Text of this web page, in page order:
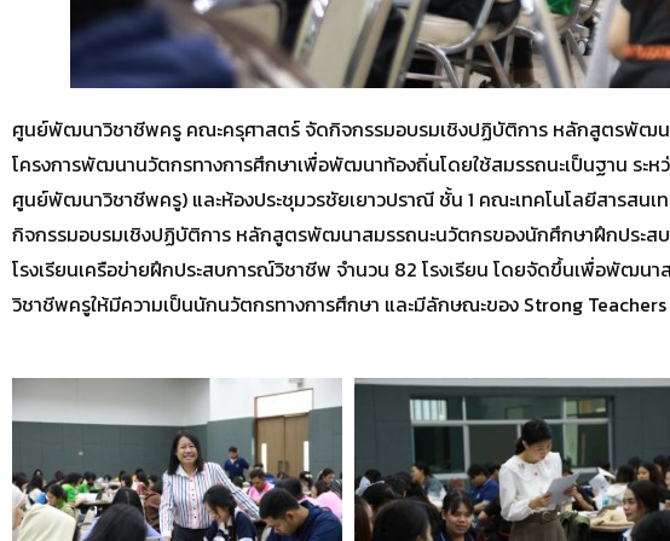
ศูนย์พัฒนาวิชาชีพครู คณะครุศาสตร์ จัดกิจกรรมอบรมเชิงปฏิบัติการ หลักสูตรพัฒ
โครงการพัฒนานวัตกรทางการศึกษาเพื่อพัฒนาท้องถิ่นโดยใช้สมรรถนะเป็นฐาน ระ
ศูนย์พัฒนาวิชาชีพครู) และห้องประชุมวรชัยเยาวปราณี ชั้น 1 คณะเทคโนโลยีสารสน
กิจกรรมอบรมเชิงปฏิบัติการ หลักสูตรพัฒนาสมรรถนะนวัตกรของนักศึกษาฝึกประส
โรงเรียนเครือข่ายฝึกประสบการณ์วิชาชีพ จำนวน 82 โรงเรียน โดยจัดขึ้นเพื่อพัฒ
วิชาชีพครูให้มีความเป็นนักนวัตกรทางการศึกษา และมีลักษณะของ Strong